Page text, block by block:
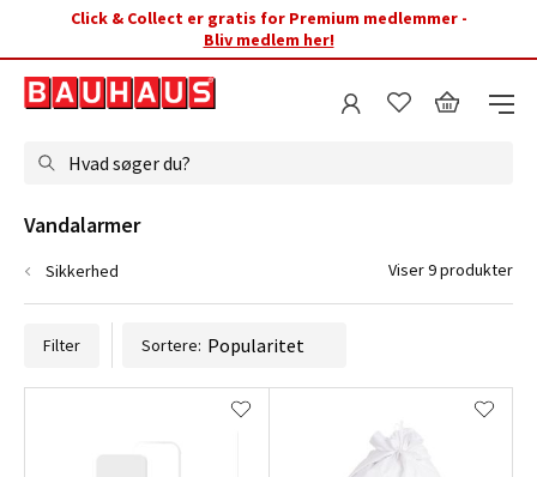
Click & Collect er gratis for Premium medlemmer -
Bliv medlem her!
Hvad søger du?
Filter Sortere:
Vandalarmer
Sikkerhed Viser 9 produkter